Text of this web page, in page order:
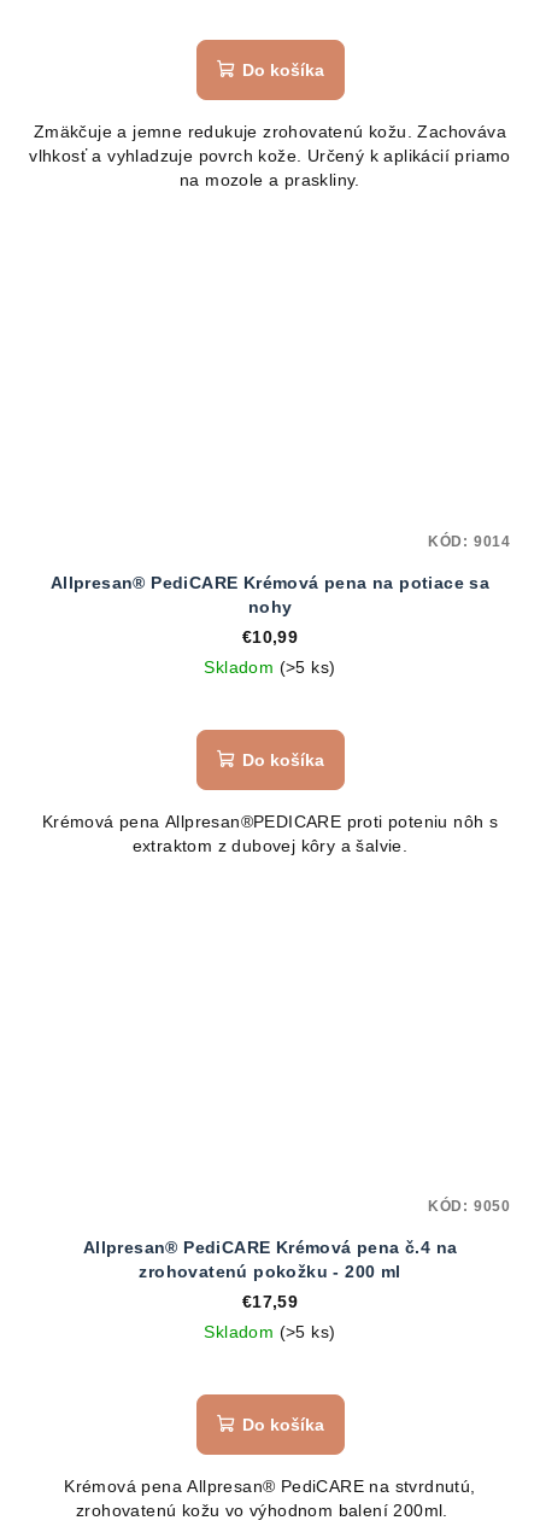
Do košíka
Zmäkčuje a jemne redukuje zrohovatenú kožu. Zachováva
vlhkosť a vyhladzuje povrch kože. Určený k aplikácií priamo
na mozole a praskliny.
Allpresan® PediCARE Krémová pena na potiace sa
nohy
€10,99
Skladom (>5 ks)
Do košíka
Krémová pena Allpresan®PEDICARE proti poteniu nôh s
extraktom z dubovej kôry a šalvie.
KÓD: 9014
Allpresan® PediCARE Krémová pena č.4 na
zrohovatenú pokožku - 200 ml
€17,59
Skladom (>5 ks)
Do košíka
Krémová pena Allpresan® PediCARE na stvrdnutú,
zrohovatenú kožu vo výhodnom balení 200ml.
KÓD: 9050